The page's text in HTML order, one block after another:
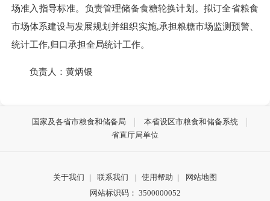
场准入指导标准。负责管理储备食糖轮换计划。拟订全省粮食
市场体系建设与发展规划并组织实施,承担粮糖市场监测预警、
统计工作,归口承担全局统计工作。
负责人：黄炳银
国家及各省市粮食和储备局
本省设区市粮食和储备系统
省直厅局单位
关于我们 | 联系我们 | 使用帮助 |
网站地图
网站标识码： 3500000052